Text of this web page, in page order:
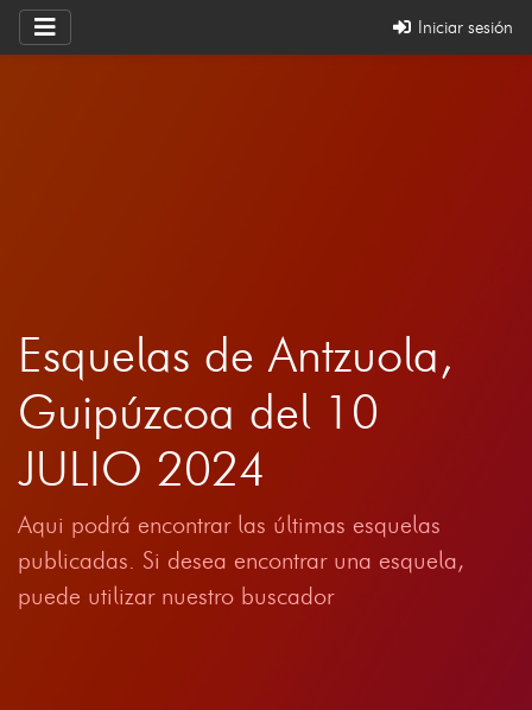
Iniciar sesión
Esquelas de Antzuola,
Guipúzcoa del 10
JULIO 2024
Aqui podrá encontrar las últimas esquelas
publicadas. Si desea encontrar una esquela,
puede utilizar nuestro buscador